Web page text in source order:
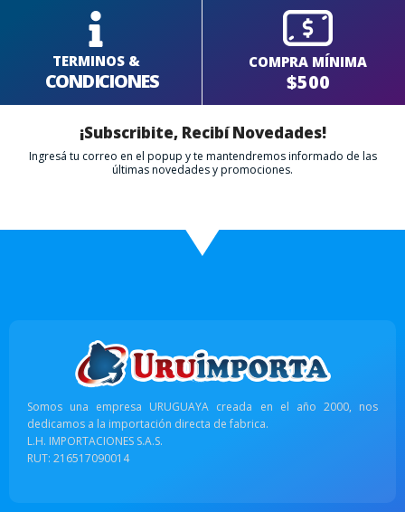
TERMINOS &
CONDICIONES
COMPRA MÍNIMA
$500
¡Subscribite, Recibí Novedades!
Ingresá tu correo en el popup y te mantendremos informado de las
últimas novedades y promociones.
Somos una empresa URUGUAYA creada en el año 2000, nos
dedicamos a la importación directa de fabrica.
L.H. IMPORTACIONES S.A.S.
RUT: 216517090014